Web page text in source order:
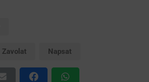
Zavolat Napsat